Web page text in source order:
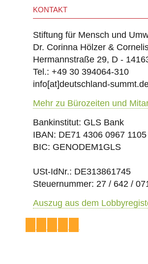
KONTAKT
Stiftung für Mensch und
Dr. Corinna Hölzer &
Hermannstraße 29, D -
Tel.: +49 30 394064-310
info[at]deutschland-
Mehr zu Bürozeiten und
Bankinstitut: GLS Bank
IBAN: DE71 4306 0967
BIC: GENODEM1GLS
USt-IdNr.: DE313861745
Steuernummer: 27 / 642 /
Auszug aus dem